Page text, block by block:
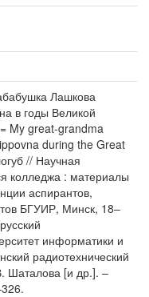
Лашкова
в годы Великой
My great-grandma
during the Great
// Научная
колледжа : материалы
аспирантов,
БГУИР, Минск, 18–
информатики и
радиотехнический
Шаталова [и др.]. –